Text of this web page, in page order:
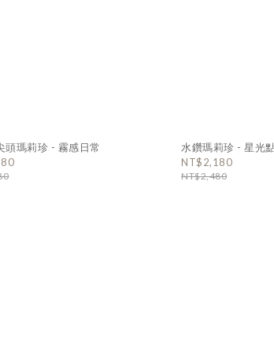
頭瑪莉珍 - 霧感日常
水鑽瑪莉珍 - 星光
NT$2,180
NT$2,480